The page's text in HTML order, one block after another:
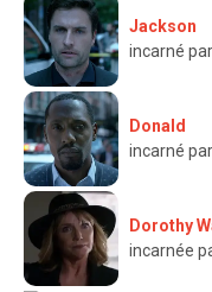
Jackson
incarné par
Donald
incarné par
Dorothy
incarnée